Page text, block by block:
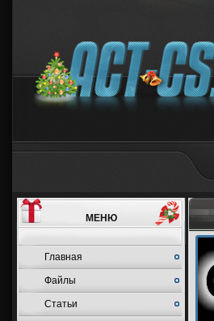
МЕНЮ
Главная
Файлы
Статьи